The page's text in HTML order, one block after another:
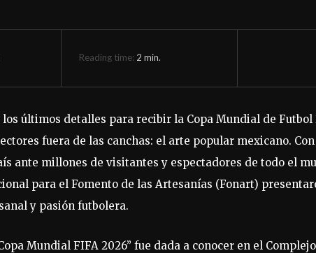
Reading time: 2 min.
últimos detalles para recibir la Copa Mundial de
fuera de las canchas: el arte popular mexicano.
ante millones de visitantes y espectadores de todo el
para el Fomento de las Artesanías (Fonart)
y pasión futbolera.
Mundial FIFA 2026” fue dada a conocer en el